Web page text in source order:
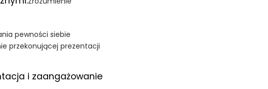
pewności siebie
przekonującej prezentacji
i zaangażowanie